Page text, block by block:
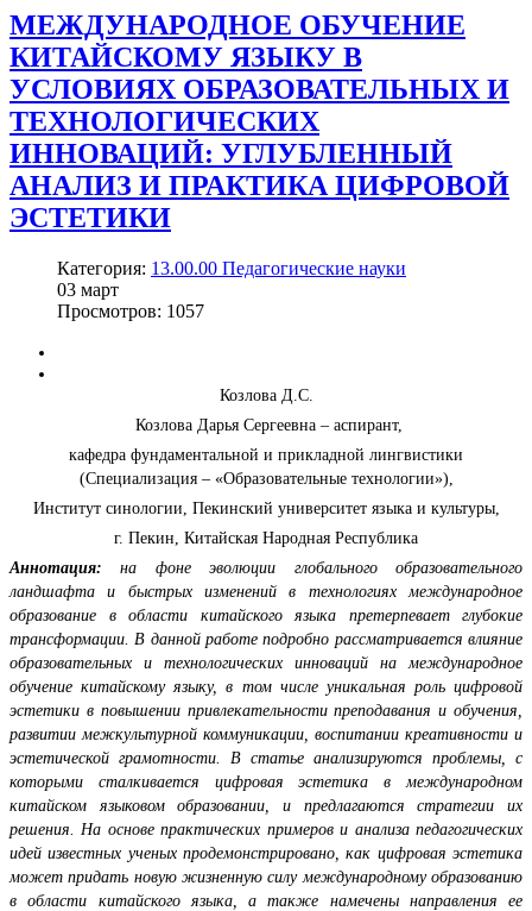
МЕЖДУНАРОДНОЕ ОБУЧЕНИЕ
КИТАЙСКОМУ ЯЗЫКУ В
УСЛОВИЯХ ОБРАЗОВАТЕЛЬНЫХ И
ТЕХНОЛОГИЧЕСКИХ
ИННОВАЦИЙ: УГЛУБЛЕННЫЙ
АНАЛИЗ И ПРАКТИКА ЦИФРОВОЙ
ЭСТЕТИКИ
Категория: 13.00.00 Педагогические науки
03 март
Просмотров: 1057
Козлова Д.С.
Козлова Дарья Сергеевна – аспирант,
кафедра фундаментальной и прикладной лингвистики
(Специализация – «Образовательные технологии»),
Институт синологии, Пекинский университет языка и культуры,
г. Пекин, Китайская Народная Республика
Аннотация: на фоне эволюции глобального образовательного
ландшафта и быстрых изменений в технологиях международное
образование в области китайского языка претерпевает глубокие
трансформации. В данной работе подробно рассматривается влияние
образовательных и технологических инноваций на международное
обучение китайскому языку, в том числе уникальная роль цифровой
эстетики в повышении привлекательности преподавания и обучения,
развитии межкультурной коммуникации, воспитании креативности и
эстетической грамотности. В статье анализируются проблемы, с
которыми сталкивается цифровая эстетика в международном
китайском языковом образовании, и предлагаются стратегии их
решения. На основе практических примеров и анализа педагогических
идей известных ученых продемонстрировано, как цифровая эстетика
может придать новую жизненную силу международному образованию
в области китайского языка, а также намечены направления ее